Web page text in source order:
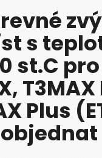
s
st.C
Plus